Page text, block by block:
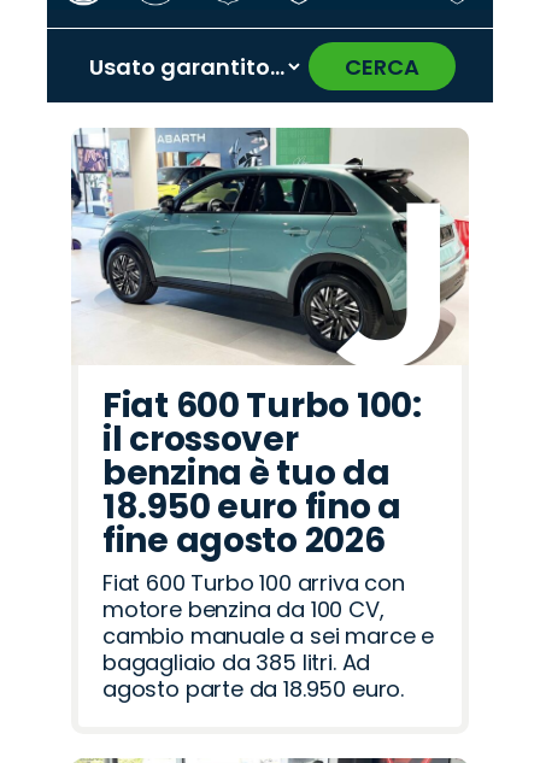
CERCA
Promo
Hyundai
Promo
Citroën
Promo
Alfa
Romeo
Promo
Abarth
Promo
Lancia
Promo
Seat
Promo
Cupra
Promo
Mazda
Promo
Opel
Promo
Fiat
Promo
Land
Rover
Promo
Omoda
Promo
Jeep
Promo
Peugeot
Promo
Jaecoo
‹ ›
Fiat 600 Turbo 100:
il crossover
benzina è tuo da
18.950 euro fino a
fine agosto 2026
Fiat 600 Turbo 100 arriva con
motore benzina da 100 CV,
cambio manuale a sei marce e
bagagliaio da 385 litri. Ad
agosto parte da 18.950 euro.